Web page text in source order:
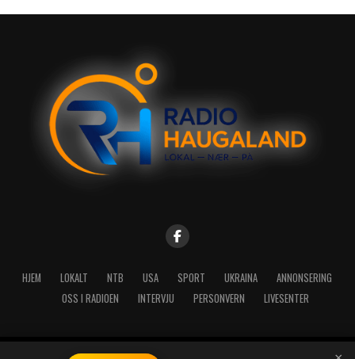
HJEM LOKALT NTB USA SPORT UKRAINA
ANNONSERING
OSS I RADIOEN
INTERVJU PERSONVERN LIVESENTER